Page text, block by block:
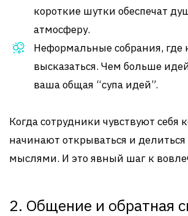
короткие шутки обеспечат
атмосферу.
Неформальные собрания,
высказаться. Чем больше
ваша общая “супа идей”.
Когда сотрудники чувствуют себя
начинают открываться и
мыслями. И это явный шаг к
2. Общение и обратная